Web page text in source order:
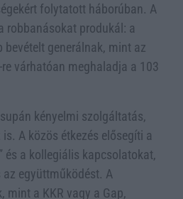
folytatott háborúban. A
robbanásokat produkál: a
bevételt generálnak, mint az
várhatóan meghaladja a 103
kényelmi szolgáltatás,
A közös étkezés elősegíti a
és a kollegiális kapcsolatokat,
együttműködést. A
mint a KKR vagy a Gap,